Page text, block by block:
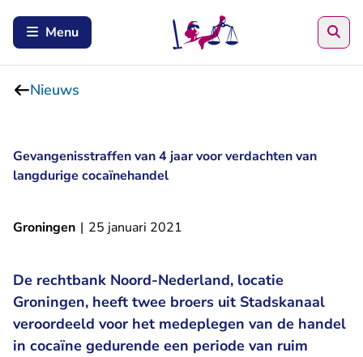
Menu
Nieuws
Gevangenisstraffen van 4 jaar voor verdachten van
langdurige cocaïnehandel
Groningen | 25 januari 2021
De rechtbank Noord-Nederland, locatie
Groningen, heeft twee broers uit Stadskanaal
veroordeeld voor het medeplegen van de handel
in cocaïne gedurende een periode van ruim